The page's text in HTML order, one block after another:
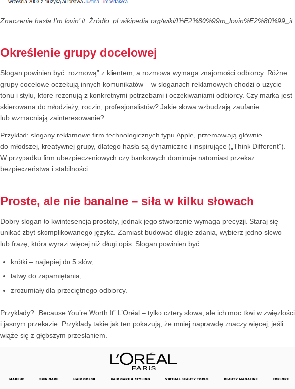
Znaczenie hasła I’m lovin’ it. Źródło: pl.wikipedia.org/wiki/I%E2%80%99m_lovin%E2%80%99_it
Określenie grupy docelowej
Slogan powinien być „rozmową” z klientem, a rozmowa wymaga znajomości odbiorcy. Różne
grupy docelowe oczekują innych komunikatów – w sloganach reklamowych chodzi o użycie
tonu i stylu, które rezonują z konkretnymi potrzebami i oczekiwaniami odbiorcy. Czy marka jest
skierowana do młodzieży, rodzin, profesjonalistów? Jakie słowa wzbudzają zaufanie
lub wzmacniają zainteresowanie?
Przykład: slogany reklamowe firm technologicznych typu Apple, przemawiają głównie
do młodszej, kreatywnej grupy, dlatego hasła są dynamiczne i inspirujące („Think Different”).
W przypadku firm ubezpieczeniowych czy bankowych dominuje natomiast przekaz
bezpieczeństwa i stabilności.
Proste, ale nie banalne – siła w kilku słowach
Dobry slogan to kwintesencja prostoty, jednak jego stworzenie wymaga precyzji. Staraj się
unikać zbyt skomplikowanego języka. Zamiast budować długie zdania, wybierz jedno słowo
lub frazę, która wyrazi więcej niż długi opis. Slogan powinien być:
krótki – najlepiej do 5 słów;
łatwy do zapamiętania;
zrozumiały dla przeciętnego odbiorcy.
Przykłady? „Because You’re Worth It” L’Oréal – tylko cztery słowa, ale ich moc tkwi w zwięzłości
i jasnym przekazie. Przykłady takie jak ten pokazują, że mniej naprawdę znaczy więcej, jeśli
wiąże się z głębszym przesłaniem.